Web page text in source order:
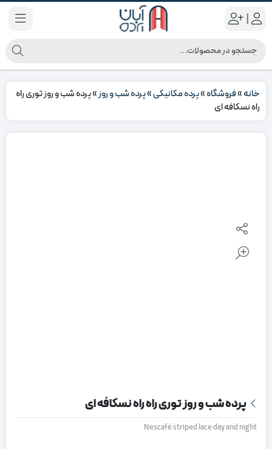
|
خانه»فروشگاه»پرده مکانیکی»پرده شب و روز»پرده شب و روز توری راه
راه نسکافه ای
پرده شب و روز توری راه راه نسکافه ای
Nescafé striped lace day and night